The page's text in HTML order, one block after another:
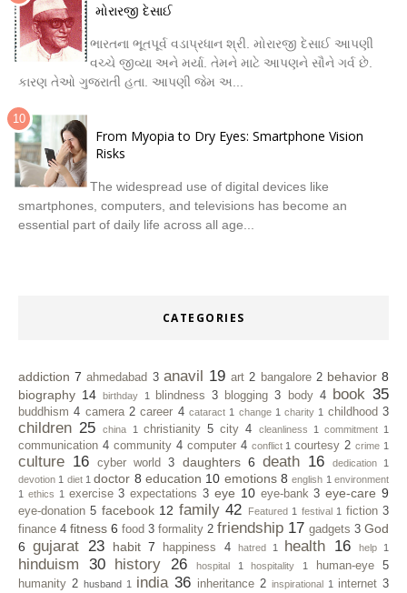
મોરારજી દેસાઈ
ભારતના ભૂતપૂર્વ વડાપ્રધાન શ્રી. મોરારજી દેસાઈ આપણી
વચ્ચે જીવ્યા અને મર્યા. તેમને માટે આપણને સૌને ગર્વ છે.
કારણ તેઓ ગુજરાતી હતા. આપણી જેમ અ...
From Myopia to Dry Eyes: Smartphone Vision
Risks
The widespread use of digital devices like
smartphones, computers, and televisions has become an
essential part of daily life across all age...
CATEGORIES
addiction 7 ahmedabad 3 anavil 19 art 2 bangalore 2 behavior 8
biography 14 birthday 1 blindness 3 blogging 3 body 4 book 35
buddhism 4 camera 2 career 4 cataract 1 change 1 charity 1 childhood 3
children 25 china 1 christianity 5 city 4 cleanliness 1 commitment 1
communication 4 community 4 computer 4 conflict 1 courtesy 2 crime 1
culture 16 cyber world 3 daughters 6 death 16 dedication
1
devotion 1 diet 1 doctor 8 education 10 emotions 8 english 1 environment
1 ethics 1 exercise 3 expectations 3 eye 10 eye-bank 3 eye-care 9
eye-donation 5 facebook 12 family 42 Featured 1 festival 1 fiction 3
finance 4 fitness 6 food 3 formality 2 friendship 17 gadgets 3 God
6 gujarat 23 habit 7 happiness 4 hatred 1 health 16 help 1
hinduism 30 history 26 hospital 1 hospitality 1 human-eye
5
humanity 2 husband 1 india 36 inheritance 2 inspirational 1 internet 3